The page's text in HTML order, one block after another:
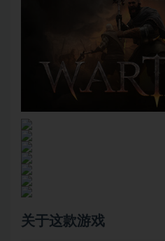
关于这款游戏